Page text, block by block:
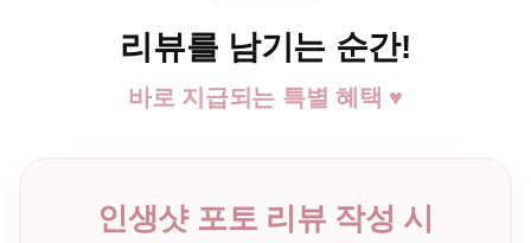
리뷰를 남기는 순간!
바로 지급되는 특별 혜택 ♥
인생샷 포토 리뷰 작성 시